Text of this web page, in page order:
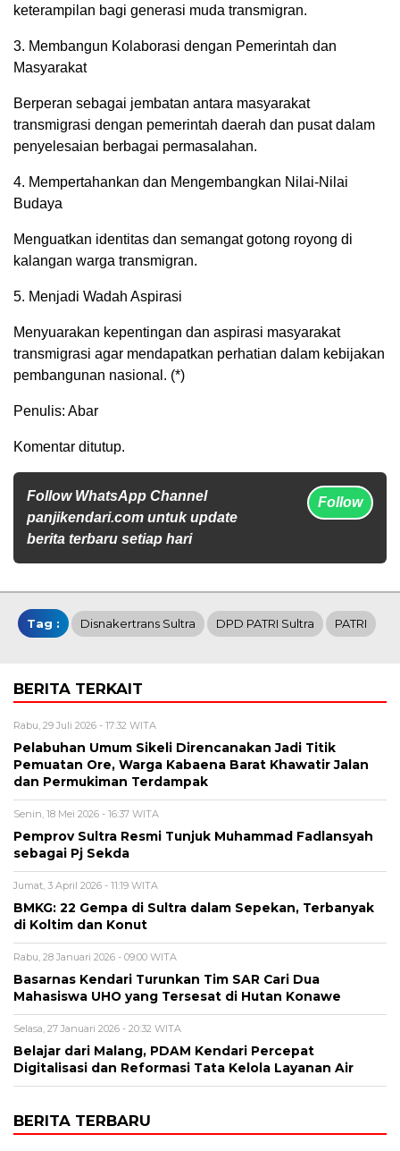
keterampilan bagi generasi muda transmigran.
3. Membangun Kolaborasi dengan Pemerintah dan
Masyarakat
Berperan sebagai jembatan antara masyarakat
transmigrasi dengan pemerintah daerah dan pusat dalam
penyelesaian berbagai permasalahan.
4. Mempertahankan dan Mengembangkan Nilai-Nilai
Budaya
Menguatkan identitas dan semangat gotong royong di
kalangan warga transmigran.
5. Menjadi Wadah Aspirasi
Menyuarakan kepentingan dan aspirasi masyarakat
transmigrasi agar mendapatkan perhatian dalam kebijakan
pembangunan nasional. (*)
Penulis: Abar
Komentar ditutup.
Follow WhatsApp Channel
panjikendari.com untuk update
berita terbaru setiap hari
Follow
Tag : Disnakertrans Sultra DPD PATRI Sultra PATRI
BERITA TERKAIT
Rabu, 29 Juli 2026 - 17:32 WITA
Pelabuhan Umum Sikeli Direncanakan Jadi Titik
Pemuatan Ore, Warga Kabaena Barat Khawatir Jalan
dan Permukiman Terdampak
Senin, 18 Mei 2026 - 16:37 WITA
Pemprov Sultra Resmi Tunjuk Muhammad Fadlansyah
sebagai Pj Sekda
Jumat, 3 April 2026 - 11:19 WITA
BMKG: 22 Gempa di Sultra dalam Sepekan, Terbanyak
di Koltim dan Konut
Rabu, 28 Januari 2026 - 09:00 WITA
Basarnas Kendari Turunkan Tim SAR Cari Dua
Mahasiswa UHO yang Tersesat di Hutan Konawe
Selasa, 27 Januari 2026 - 20:32 WITA
Belajar dari Malang, PDAM Kendari Percepat
Digitalisasi dan Reformasi Tata Kelola Layanan Air
BERITA TERBARU